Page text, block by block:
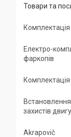
Товари та
Електро-
фаркопів
Встановлення
захистів
Akrapovič